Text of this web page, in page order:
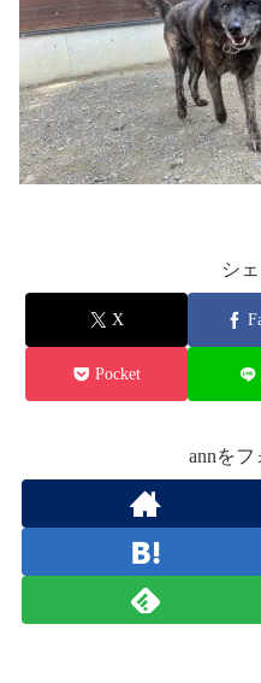
シ
X
Pocket
annを